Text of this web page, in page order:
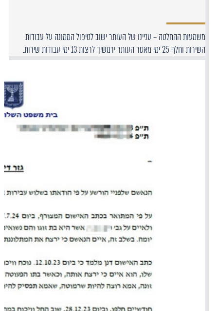
משמעות ההחלטה – עניינו של העותר ישוב לטיפול הממונה על עבודות
השירות וחלף 25 ימי מאסר העותר ירמשיך לרצות 13 ימי עבודות שירות.